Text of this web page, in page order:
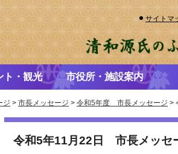
サイトマ
ト・観光 市役所・施設案内
ジ > 市長メッセージ > 令和5年度 市長メッセージ >
令和5年11月22日 市長メッセ